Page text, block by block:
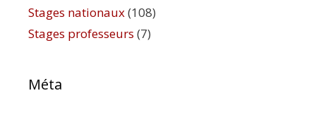
Stages nationaux(108)
Stages professeurs (7)
Méta